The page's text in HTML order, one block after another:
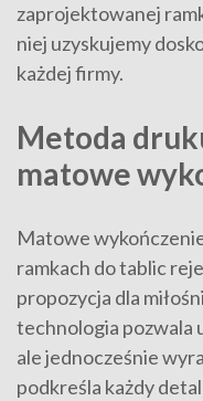
zaprojektowanej
niej uzyskujemy
każdej firmy.
Metoda
matowe
Matowe
ramkach do tablic
propozycja dla
technologia pozwala
ale jednocześnie
podkreśla każdy